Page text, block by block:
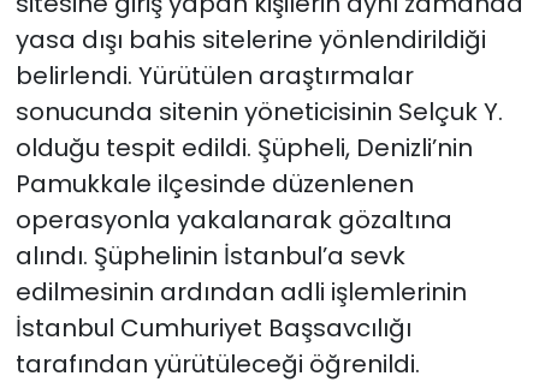
yasa dışı bahis sitelerine yönlendirildiği
belirlendi. Yürütülen araştırmalar
sonucunda sitenin yöneticisinin Selçuk Y.
olduğu tespit edildi. Şüpheli, Denizli’nin
Pamukkale ilçesinde düzenlenen
operasyonla yakalanarak gözaltına
alındı. Şüphelinin İstanbul’a sevk
edilmesinin ardından adli işlemlerinin
İstanbul Cumhuriyet Başsavcılığı
tarafından yürütüleceği öğrenildi.